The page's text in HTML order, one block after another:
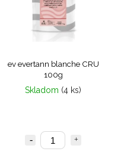
ev evertann blanche CRU
100g
Skladom (4 ks)